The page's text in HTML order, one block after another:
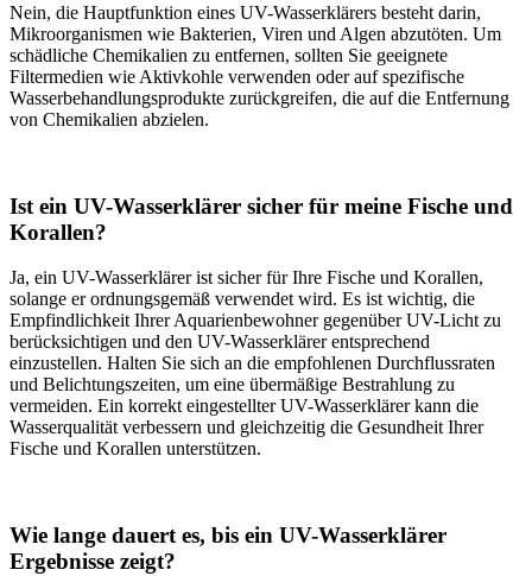
Nein, die Hauptfunktion eines UV-Wasserklärers besteht darin,
Mikroorganismen wie Bakterien, Viren und Algen abzutöten. Um
schädliche Chemikalien zu entfernen, sollten Sie geeignete
Filtermedien wie Aktivkohle verwenden oder auf spezifische
Wasserbehandlungsprodukte zurückgreifen, die auf die Entfernung
von Chemikalien abzielen.
Ist ein UV-Wasserklärer sicher für meine Fische und
Korallen?
Ja, ein UV-Wasserklärer ist sicher für Ihre Fische und Korallen,
solange er ordnungsgemäß verwendet wird. Es ist wichtig, die
Empfindlichkeit Ihrer Aquarienbewohner gegenüber UV-Licht zu
berücksichtigen und den UV-Wasserklärer entsprechend
einzustellen. Halten Sie sich an die empfohlenen Durchflussraten
und Belichtungszeiten, um eine übermäßige Bestrahlung zu
vermeiden. Ein korrekt eingestellter UV-Wasserklärer kann die
Wasserqualität verbessern und gleichzeitig die Gesundheit Ihrer
Fische und Korallen unterstützen.
Wie lange dauert es, bis ein UV-Wasserklärer
Ergebnisse zeigt?